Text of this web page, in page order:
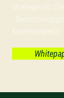
Strategie mit
-
Kostenvergleich